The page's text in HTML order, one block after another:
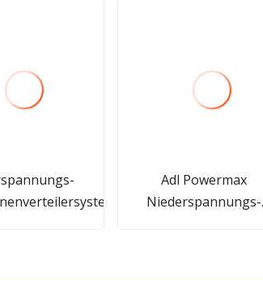
Buskanal
Adl Powermax
Niederspannungs-